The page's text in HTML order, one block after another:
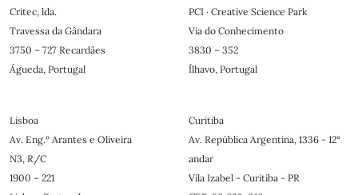
Critec, lda.
Travessa da Gândara
3750 – 727 Recardães
Águeda, Portugal
PCI · Creative Science Park
Via do Conhecimento
3830 – 352
Ílhavo, Portugal
Lisboa
Av. Eng.º Arantes e Oliveira
N3, R/C
1900 – 221
Curitiba
Av. República Argentina, 1336 - 12°
andar
Vila Izabel - Curitiba - PR